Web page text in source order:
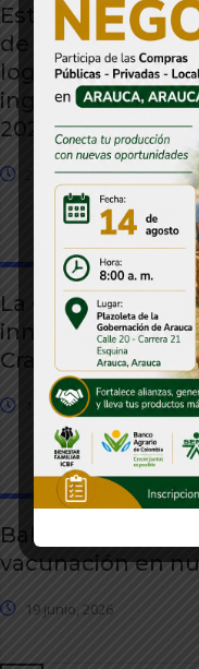
Estrategias
de Arauca
logran histórico
ingresos
2025
22 junio, 2026
La Gobernación
inmediatas para
Cravo Norte tras
19 junio, 2026
Balance positivo
vacunación en
19 junio, 2026